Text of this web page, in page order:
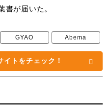
書が届いた。
GYAO Abema
トをチェック！